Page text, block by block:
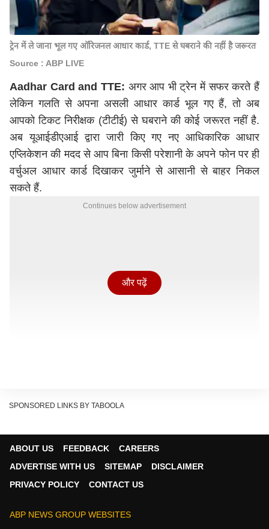
ट्रेन में ले जाना भूल गए ऑरिजनल आधार कार्ड, TTE से घबराने की नहीं है जरूरत
Source : ABP LIVE
Aadhar Card and TTE: अगर आप भी ट्रेन में सफर करते हैं
लेकिन गलति से अपना असली आधार कार्ड भूल गए हैं, तो अब
आपको टिकट निरीक्षक (टीटीई) से घबराने की कोई जरूरत नहीं है.
अब यूआईडीएआई द्वारा जारी किए गए नए आधिकारिक आधार
एप्लिकेशन की मदद से आप बिना किसी परेशानी के अपने फोन पर ही
वर्चुअल आधार कार्ड दिखाकर जुर्माने से आसानी से बाहर निकल
सकते हैं.
Continues below advertisement
है. जहां, अगर आप ट्रेन में सफर कर रहे हैं तो, अपने मोबाइल में
और पढ़ें
SPONSORED LINKS BY TABOOLA
ABOUT US FEEDBACK
CAREERS
ADVERTISE WITH US
SITEMAP
DISCLAIMER
PRIVACY POLICY
CONTACT US
ABP NEWS GROUP WEBSITES